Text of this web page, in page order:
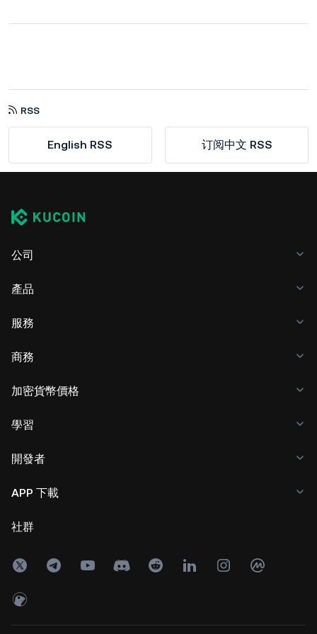
RSS
English RSS 订阅中文 RSS
公司
產品
服務
商務
加密貨幣價格
學習
開發者
APP 下載
社群